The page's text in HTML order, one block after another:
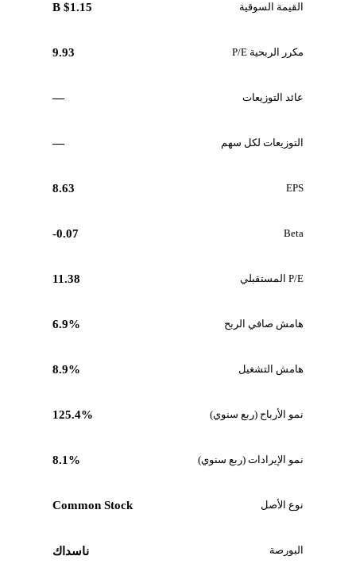
القيمة السوقية $1.15 B
مكرر الربحية P/E 9.93
عائد التوزيعات —
التوزيعات لكل سهم —
EPS
8.63
Beta
-0.07
P/E المستقبلي 11.38
هامش صافي الربح 6.9%
هامش التشغيل 8.9%
نمو الأرباح (ربع سنوي) 125.4%
نمو الإيرادات (ربع سنوي) 8.1%
نوع الأصل Common Stock
البورصة ناسداك